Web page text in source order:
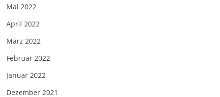
Mai 2022
April 2022
März 2022
Februar 2022
Januar 2022
Dezember 2021